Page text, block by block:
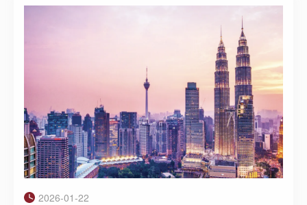
以便理解政策变化并做好财务规划，简要概括具体
2026-01-22